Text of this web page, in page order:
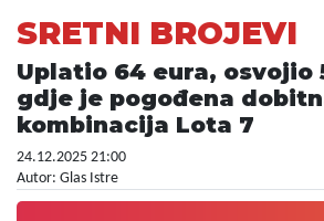
SRETNI BROJEVI
Uplatio 64 eura, osvojio
gdje je pogođena
kombinacija Lota 7
24.12.2025 21:00
Autor: Glas Istre